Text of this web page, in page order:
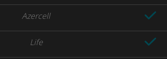
Azercell
Life